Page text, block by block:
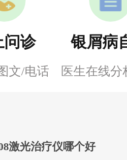
问诊
文/电话
银屑病
医生在线分
激光治疗仪哪个好